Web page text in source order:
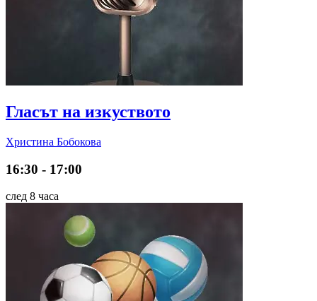
Гласът на изкуството
Христина Бобокова
16:30 - 17:00
след 8 часа